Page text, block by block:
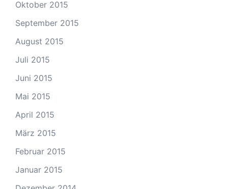
Oktober 2015
September 2015
August 2015
Juli 2015
Juni 2015
Mai 2015
April 2015
März 2015
Februar 2015
Januar 2015